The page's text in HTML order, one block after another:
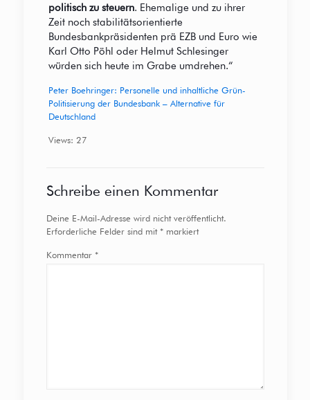
politisch zu steuern. Ehemalige und zu ihrer
Zeit noch stabilitätsorientierte
Bundesbankpräsidenten prä EZB und Euro wie
Karl Otto Pöhl oder Helmut Schlesinger
würden sich heute im Grabe umdrehen.“
Peter Boehringer: Personelle und inhaltliche Grün-
Politisierung der Bundesbank – Alternative für
Deutschland
Views: 27
Schreibe einen Kommentar
Deine E-Mail-Adresse wird nicht veröffentlicht.
Erforderliche Felder sind mit *markiert
Kommentar *